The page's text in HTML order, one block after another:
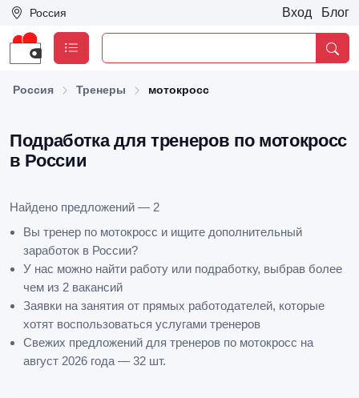
Россия Вход Блог
Россия Тренеры мотокросс
Подработка для тренеров по мотокросс
в России
Найдено предложений — 2
Вы тренер по мотокросс и ищите дополнительный
заработок в России?
У нас можно найти работу или подработку, выбрав более
чем из 2 вакансий
Заявки на занятия от прямых работодателей, которые
хотят воспользоваться услугами тренеров
Свежих предложений для тренеров по мотокросс на
август 2026 года — 32 шт.